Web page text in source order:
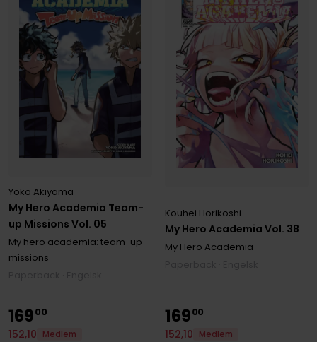
My Hero Academia Team-
up Missions Vol. 05
Yoko Akiyama
My hero academia: team-up
missions
My Hero Academia Vol. 38
Kouhei Horikoshi
My Hero Academia
16900
152,10
Medlem
16900
152,10
Medlem